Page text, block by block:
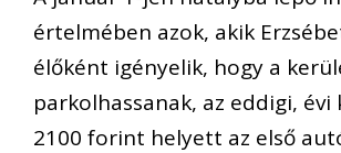
értelmében azok, akik
élőként igényelik, hogy a
parkolhassanak, az eddigi,
2100 forint helyett az első